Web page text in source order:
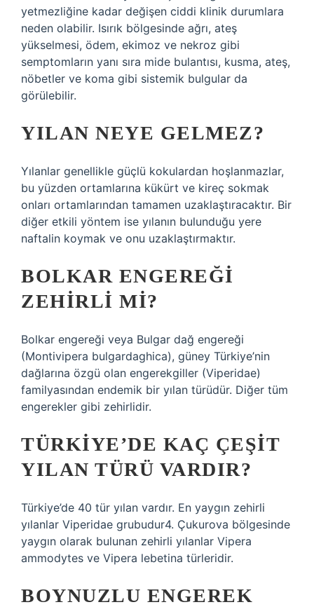
yetmezliğine kadar değişen ciddi klinik durumlara
neden olabilir. Isırık bölgesinde ağrı, ateş
yükselmesi, ödem, ekimoz ve nekroz gibi
semptomların yanı sıra mide bulantısı, kusma, ateş,
nöbetler ve koma gibi sistemik bulgular da
görülebilir.
YILAN NEYE GELMEZ?
Yılanlar genellikle güçlü kokulardan hoşlanmazlar,
bu yüzden ortamlarına kükürt ve kireç sokmak
onları ortamlarından tamamen uzaklaştıracaktır. Bir
diğer etkili yöntem ise yılanın bulunduğu yere
naftalin koymak ve onu uzaklaştırmaktır.
BOLKAR ENGEREĞI
ZEHIRLI MI?
Bolkar engereği veya Bulgar dağ engereği
(Montivipera bulgardaghica), güney Türkiye’nin
dağlarına özgü olan engerekgiller (Viperidae)
familyasından endemik bir yılan türüdür. Diğer tüm
engerekler gibi zehirlidir.
TÜRKIYE’DE KAÇ ÇEŞIT
YILAN TÜRÜ VARDIR?
Türkiye’de 40 tür yılan vardır. En yaygın zehirli
yılanlar Viperidae grubudur4. Çukurova bölgesinde
yaygın olarak bulunan zehirli yılanlar Vipera
ammodytes ve Vipera lebetina türleridir.
BOYNUZLU ENGEREK